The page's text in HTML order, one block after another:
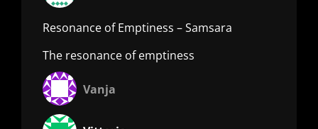
Resonance of Emptiness – Samsara
The resonance of emptiness
Vanja